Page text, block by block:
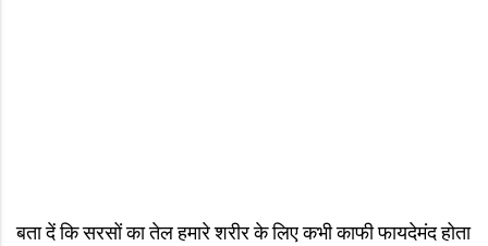
बता दें कि सरसों का तेल हमारे शरीर के लिए कभी काफी फायदेमंद होता